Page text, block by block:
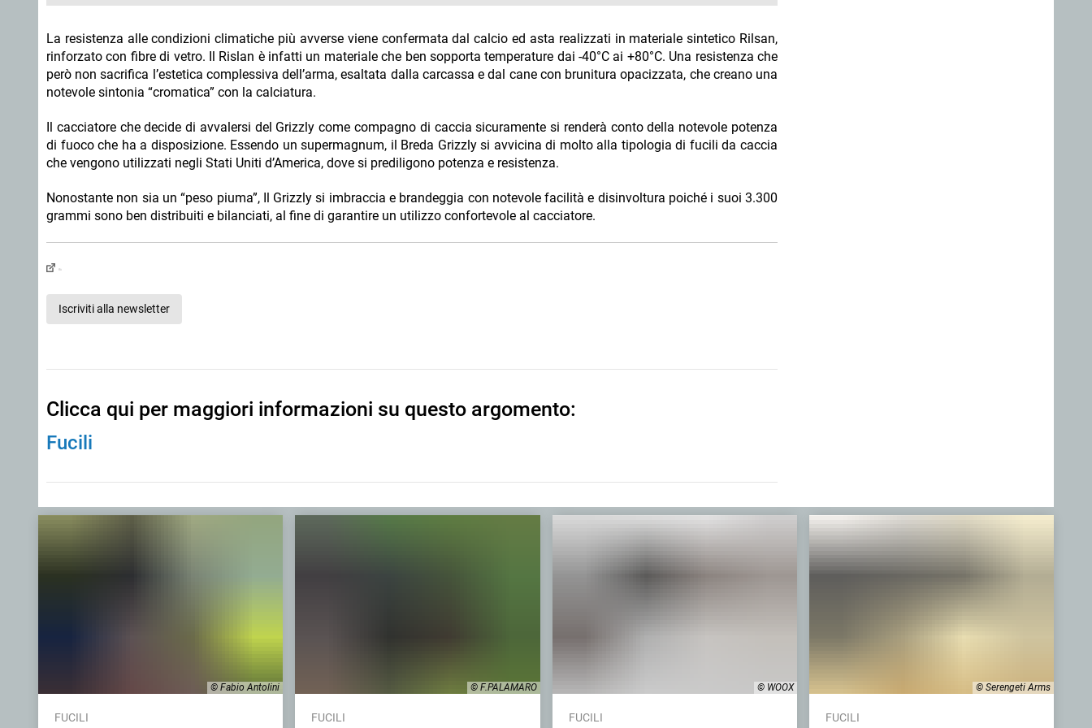
La resistenza alle condizioni climatiche più avverse viene confermata dal calcio ed asta realizzati in materiale sintetico Rilsan,
rinforzato con fibre di vetro. Il Rislan è infatti un materiale che ben sopporta temperature dai -40°C ai +80°C. Una resistenza che
però non sacrifica l’estetica complessiva dell’arma, esaltata dalla carcassa e dal cane con brunitura opacizzata, che creano una
notevole sintonia “cromatica” con la calciatura.
Il cacciatore che decide di avvalersi del Grizzly come compagno di caccia sicuramente si renderà conto della notevole potenza
di fuoco che ha a disposizione. Essendo un supermagnum, il Breda Grizzly si avvicina di molto alla tipologia di fucili da caccia
che vengono utilizzati negli Stati Uniti d’America, dove si prediligono potenza e resistenza.
Nonostante non sia un “peso piuma”, Il Grizzly si imbraccia e brandeggia con notevole facilità e disinvoltura poiché i suoi 3.300
grammi sono ben distribuiti e bilanciati, al fine di garantire un utilizzo confortevole al cacciatore.
Iscriviti alla newsletter
Clicca qui per maggiori informazioni su questo argomento:
Fucili
© Fabio Antolini
FUCILI
© F.PALAMARO
FUCILI
© WOOX
FUCILI
© Serengeti Arms
FUCILI